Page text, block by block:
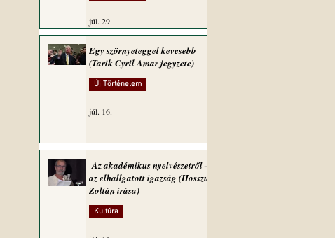
júl. 29.
Egy szörnyeteggel kevesebb
(Tarik Cyril Amar jegyzete)
Új Történelem
júl. 16.
Az akadémikus nyelvészetről –
az elhallgatott igazság (Hosszú
Zoltán írása)
Kultúra